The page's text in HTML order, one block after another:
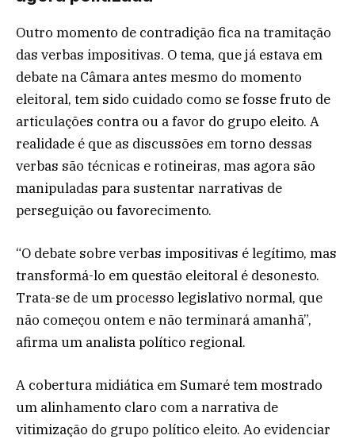
Outro momento de contradição fica na tramitação
das verbas impositivas. O tema, que já estava em
debate na Câmara antes mesmo do momento
eleitoral, tem sido cuidado como se fosse fruto de
articulações contra ou a favor do grupo eleito. A
realidade é que as discussões em torno dessas
verbas são técnicas e rotineiras, mas agora são
manipuladas para sustentar narrativas de
perseguição ou favorecimento.
“O debate sobre verbas impositivas é legítimo, mas
transformá-lo em questão eleitoral é desonesto.
Trata-se de um processo legislativo normal, que
não começou ontem e não terminará amanhã”,
afirma um analista político regional.
A cobertura midiática em Sumaré tem mostrado
um alinhamento claro com a narrativa de
vitimização do grupo político eleito. Ao evidenciar